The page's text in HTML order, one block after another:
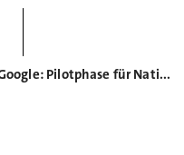
GS1 Germany und Google: Pilotphase für Native Scanning